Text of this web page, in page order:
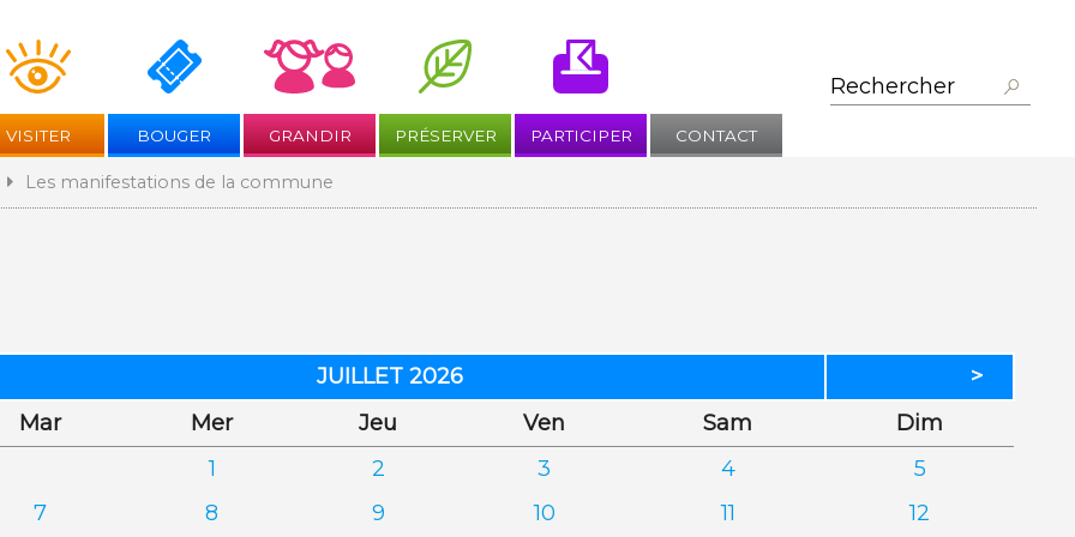
au
contenu
VISITER BOUGER GRANDIR PRÉSERVER PARTICIPER CONTACT
Les manifestations de la commune
JUILLET 2026
>
Mardi Mercredi Jeu Ven Sam Dim
1
2 3 4
5
7 8 9 10 11
12